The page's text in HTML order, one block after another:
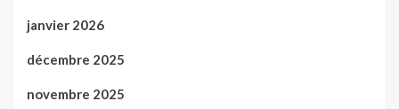
janvier 2026
décembre 2025
novembre 2025